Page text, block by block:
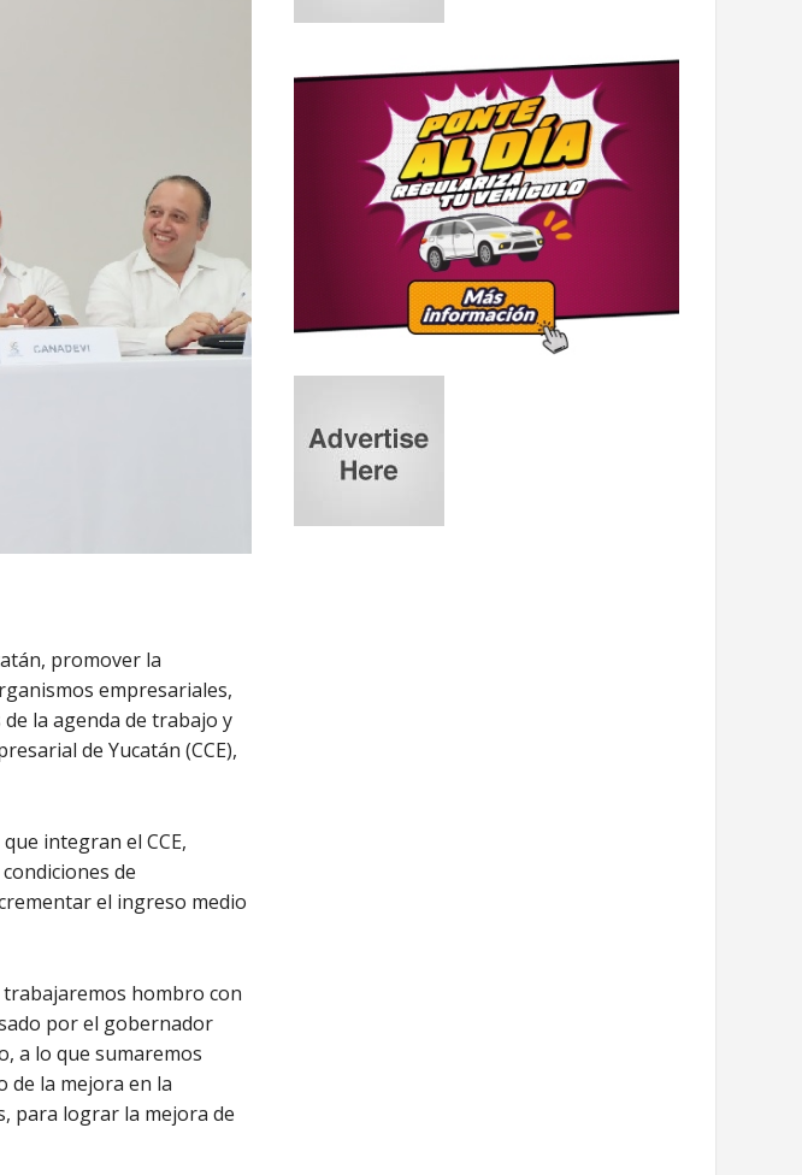
promover la
empresariales,
la agenda de trabajo y
de Yucatán (CCE),
integran el CCE,
de
el ingreso medio
hombro con
por el gobernador
a lo que sumaremos
de la mejora en la
para lograr la mejora de